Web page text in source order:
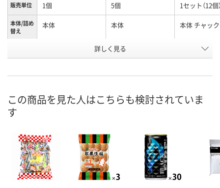
販売単位 1個 5個 1セット（12個
本体/詰め
替え
本体 本体 本体 チャッ
EX77177 E554116
8月7日（金）
カゴへ カゴへ カ
詳しく見る
この商品を見た人はこちらも検討されていま
す